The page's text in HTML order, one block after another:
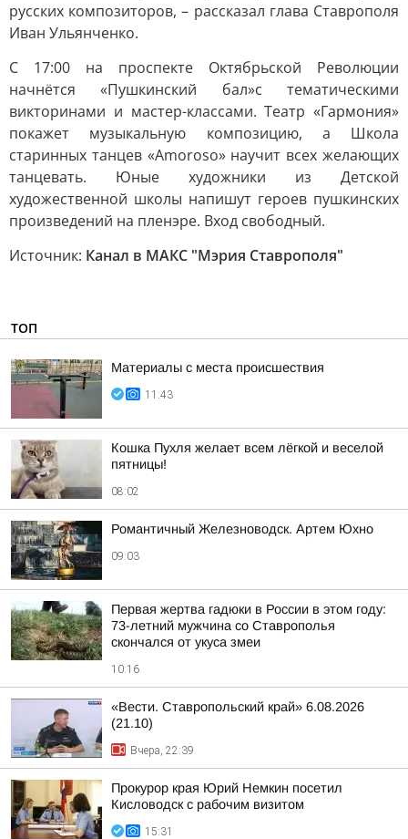
русских композиторов, – рассказал глава Ставрополя
Иван Ульянченко.
С 17:00 на проспекте Октябрьской Революции
начнётся «Пушкинский бал»с тематическими
викторинами и мастер-классами. Театр «Гармония»
покажет музыкальную композицию, а Школа
старинных танцев «Amoroso» научит всех желающих
танцевать. Юные художники из Детской
художественной школы напишут героев пушкинских
произведений на пленэре. Вход свободный.
Источник: Канал в МАКС "Мэрия Ставрополя"
ТОП
Материалы с места происшествия
11:43
Кошка Пухля желает всем лёгкой и веселой
пятницы!
08:02
Романтичный Железноводск. Артем Юхно
09:03
Первая жертва гадюки в России в этом году:
73-летний мужчина со Ставрополья
скончался от укуса змеи
10:16
«Вести. Ставропольский край» 6.08.2026
(21.10)
Вчера, 22:39
Прокурор края Юрий Немкин посетил
Кисловодск с рабочим визитом
15:31